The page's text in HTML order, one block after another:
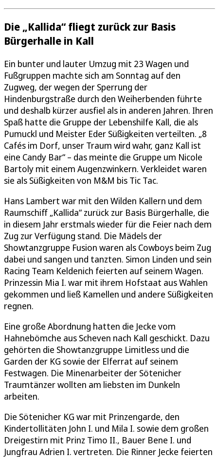
Die „Kallida“ fliegt zurück zur Basis
Bürgerhalle in Kall
Ein bunter und lauter Umzug mit 23 Wagen und
Fußgruppen machte sich am Sonntag auf den
Zugweg, der wegen der Sperrung der
Hindenburgstraße durch den Weiherbenden führte
und deshalb kürzer ausfiel als in anderen Jahren. Ihren
Spaß hatte die Gruppe der Lebenshilfe Kall, die als
Pumuckl und Meister Eder Süßigkeiten verteilten. „8
Cafés im Dorf, unser Traum wird wahr, ganz Kall ist
eine Candy Bar“ – das meinte die Gruppe um Nicole
Bartoly mit einem Augenzwinkern. Verkleidet waren
sie als Süßigkeiten von M&M bis Tic Tac.
Hans Lambert war mit den Wilden Kallern und dem
Raumschiff „Kallida“ zurück zur Basis Bürgerhalle, die
in diesem Jahr erstmals wieder für die Feier nach dem
Zug zur Verfügung stand. Die Mädels der
Showtanzgruppe Fusion waren als Cowboys beim Zug
dabei und sangen und tanzten. Simon Linden und sein
Racing Team Keldenich feierten auf seinem Wagen.
Prinzessin Mia I. war mit ihrem Hofstaat aus Wahlen
gekommen und ließ Kamellen und andere Süßigkeiten
regnen.
Eine große Abordnung hatten die Jecke vom
Hahnebömche aus Scheven nach Kall geschickt. Dazu
gehörten die Showtanzgruppe Limitless und die
Garden der KG sowie der Elferrat auf seinem
Festwagen. Die Minenarbeiter der Sötenicher
Traumtänzer wollten am liebsten im Dunkeln
arbeiten.
Die Sötenicher KG war mit Prinzengarde, den
Kindertollitäten John I. und Mila I. sowie dem großen
Dreigestirn mit Prinz Timo II., Bauer Bene I. und
Jungfrau Adrien I. vertreten. Die Rinner Jecke feierten